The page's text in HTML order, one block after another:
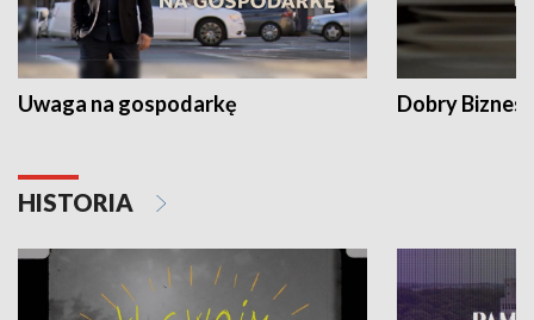
Uwaga na gospodarkę Dobry Biznes
HISTORIA